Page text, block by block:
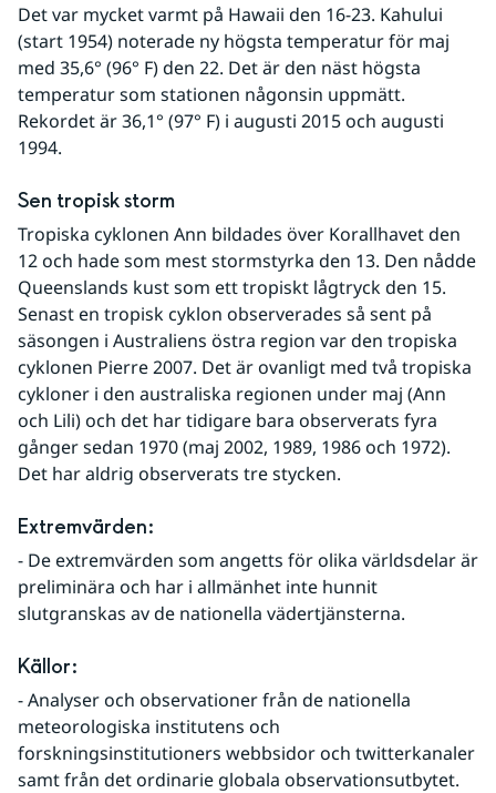
Det var mycket varmt på Hawaii den 16-23. Kahului
(start 1954) noterade ny högsta temperatur för maj
med 35,6° (96° F) den 22. Det är den näst högsta
temperatur som stationen någonsin uppmätt.
Rekordet är 36,1° (97° F) i augusti 2015 och augusti
1994.
Sen tropisk storm
Tropiska cyklonen Ann bildades över Korallhavet den
12 och hade som mest stormstyrka den 13. Den nådde
Queenslands kust som ett tropiskt lågtryck den 15.
Senast en tropisk cyklon observerades så sent på
säsongen i Australiens östra region var den tropiska
cyklonen Pierre 2007. Det är ovanligt med två tropiska
cykloner i den australiska regionen under maj (Ann
och Lili) och det har tidigare bara observerats fyra
gånger sedan 1970 (maj 2002, 1989, 1986 och 1972).
Det har aldrig observerats tre stycken.
Extremvärden:
- De extremvärden som angetts för olika världsdelar är
preliminära och har i allmänhet inte hunnit
slutgranskas av de nationella vädertjänsterna.
Källor:
- Analyser och observationer från de nationella
meteorologiska institutens och
forskningsinstitutioners webbsidor och twitterkanaler
samt från det ordinarie globala observationsutbytet.